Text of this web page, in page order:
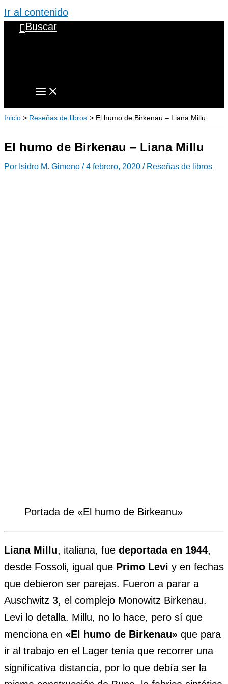
Ir al contenido
Buscar
Inicio Reseñas de libros El humo de Birkenau – Liana Millu
El humo de Birkenau – Liana Millu
Por Isidro M. Gimeno /4 febrero, 2020 / Reseñas de libros
Portada de «El humo de Birkeanu»
Liana Millu, italiana, fue deportada en 1944,
desde Fossoli, igual que Primo Levi y en fechas
que debieron ser parejas. Fueron a parar a
Auschwitz 3, el complejo Monowitz Birkenau.
Levi lo detalla. Millu, no lo hace, pero sí que
menciona en «El humo de Birkenau» que para
ir al trabajo en el Lager tenía que recorrer una
significativa distancia, por lo que debía ser la